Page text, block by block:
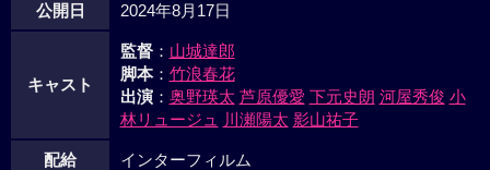
公開日 2024年8月17日
キャスト
監督： 山城達郎
脚本： 竹浪春花
出演： 奥野瑛太 芦原優愛 下元史朗 河屋秀俊 小
林リュージュ
川瀬陽太 影山祐子
配給 インターフィルム